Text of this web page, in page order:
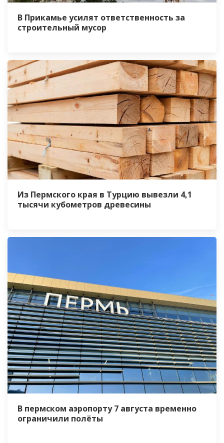
В Прикамье усилят ответственность за
строительный мусор
Из Пермского края в Турцию вывезли 4,1
тысячи кубометров древесины
В пермском аэропорту 7 августа временно
ограничили полёты